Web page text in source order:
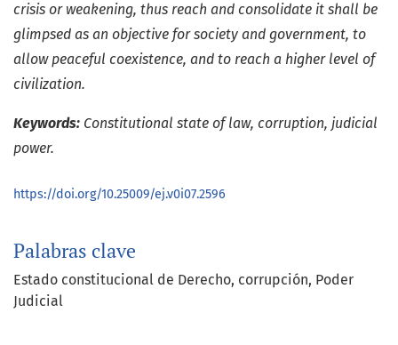
Palabras clave
Estado constitucional de Derecho corrupción Poder
Judicial
crisis or weakening, thus reach and consolidate it shall be
glimpsed as an objective for society and government, to
allow peaceful coexistence, and to reach a higher level of
civilization.
Keywords: Constitutional state of law, corruption, judicial
power.
https://doi.org/10.25009/ej.v0i07.2596